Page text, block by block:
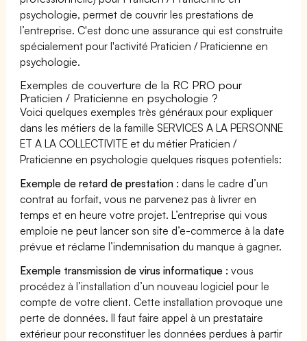
psychologie, permet de couvrir les prestations de
l’entreprise. C'est donc une assurance qui est construite
spécialement pour l'activité Praticien / Praticienne en
psychologie.
Exemples de couverture de la RC PRO pour
Praticien / Praticienne en psychologie ?
Voici quelques exemples très généraux pour expliquer
dans les métiers de la famille SERVICES A LA PERSONNE
ET A LA COLLECTIVITE et du métier Praticien /
Praticienne en psychologie quelques risques potentiels:
Exemple de retard de prestation : dans le cadre d’un
contrat au forfait, vous ne parvenez pas à livrer en
temps et en heure votre projet. L’entreprise qui vous
emploie ne peut lancer son site d’e-commerce à la date
prévue et réclame l’indemnisation du manque à gagner.
Exemple transmission de virus informatique : vous
procédez à l’installation d’un nouveau logiciel pour le
compte de votre client. Cette installation provoque une
perte de données. Il faut faire appel à un prestataire
extérieur pour reconstituer les données perdues à partir